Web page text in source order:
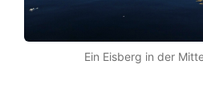
Ein Eisberg in der